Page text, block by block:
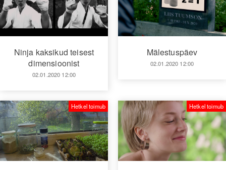
Ninja kaksikud teisest
dimensioonist
02.01.2020 12:00
Mälestuspäev
02.01.2020 12:00
Hetkel toimub Hetkel toimub